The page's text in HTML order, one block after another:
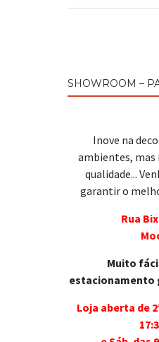
SHOWROOM –
Inove na
ambientes, mas
qualidade...
garantir o
Rua
Muito
Loja aberta de